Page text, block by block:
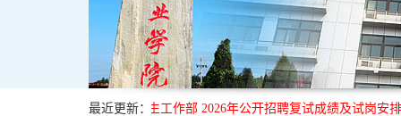
最近更新：
北京农业职业学院学生工作部 2026年公开招聘复试成绩及试岗安排